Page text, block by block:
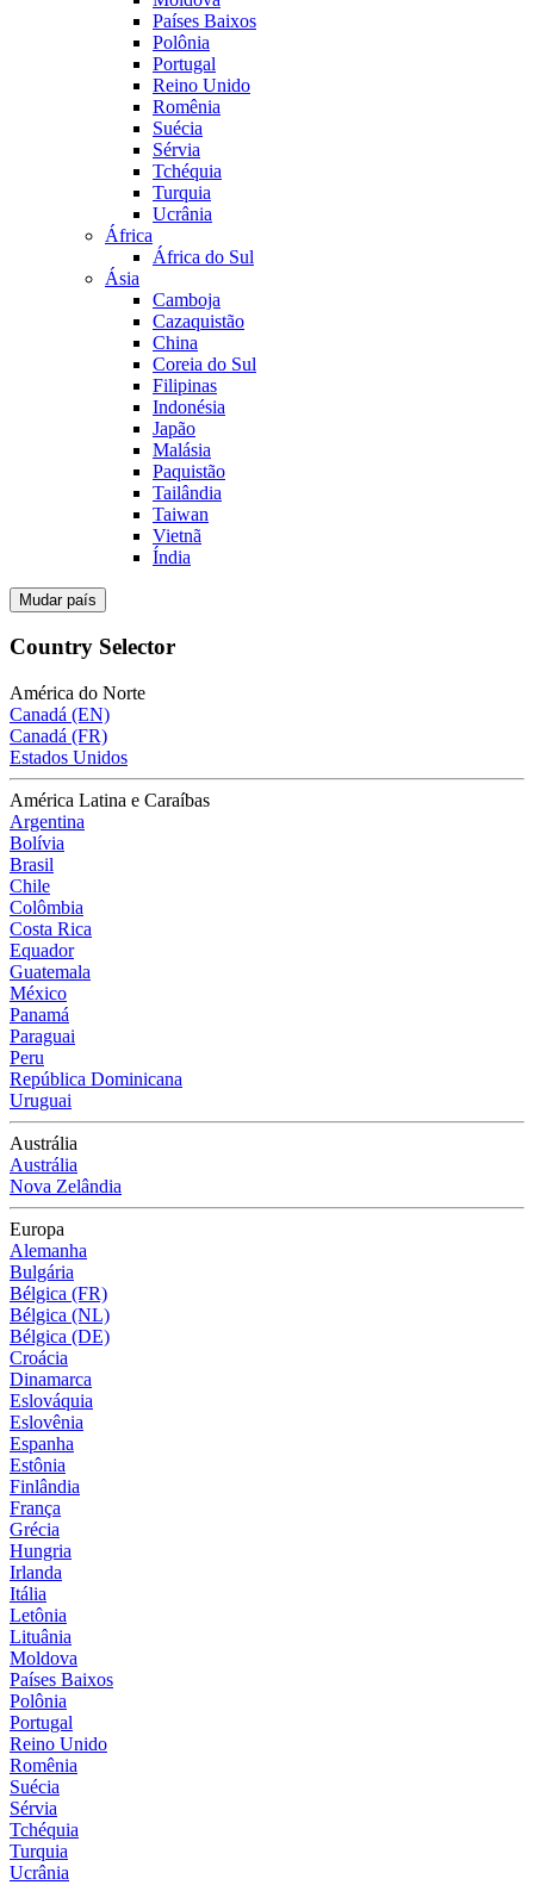
Países Baixos
Polônia
Portugal
Reino Unido
Romênia
Suécia
Sérvia
Tchéquia
Turquia
Ucrânia
África
África do Sul
Ásia
Camboja
Cazaquistão
China
Coreia do Sul
Filipinas
Indonésia
Japão
Malásia
Paquistão
Tailândia
Taiwan
Vietnã
Índia
Mudar país
Country Selector
América do Norte
Canadá (EN)
Canadá (FR)
Estados Unidos
América Latina e Caraíbas
Argentina
Bolívia
Brasil
Chile
Colômbia
Costa Rica
Equador
Guatemala
México
Panamá
Paraguai
Peru
República Dominicana
Uruguai
Austrália
Austrália
Nova Zelândia
Europa
Alemanha
Bulgária
Bélgica (FR)
Bélgica (NL)
Bélgica (DE)
Croácia
Dinamarca
Eslováquia
Eslovênia
Espanha
Estônia
Finlândia
França
Grécia
Hungria
Irlanda
Itália
Letônia
Lituânia
Moldova
Países Baixos
Polônia
Portugal
Reino Unido
Romênia
Suécia
Sérvia
Tchéquia
Turquia
Ucrânia